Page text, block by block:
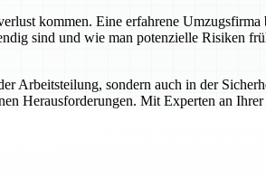
kommen. Eine erfahrene
sind und wie man potenzielle Risiken
Arbeitsteilung, sondern auch in der
Herausforderungen. Mit Experten an